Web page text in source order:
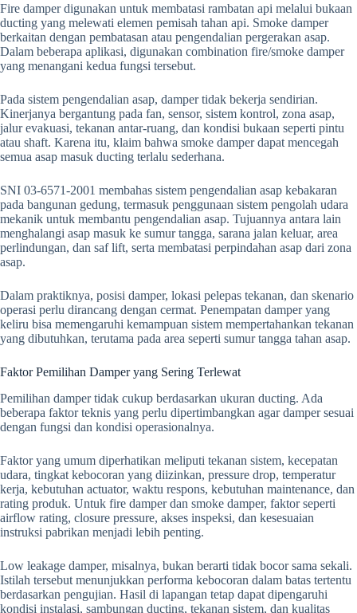
Fire damper digunakan untuk membatasi rambatan api melalui bukaan
ducting yang melewati elemen pemisah tahan api. Smoke damper
berkaitan dengan pembatasan atau pengendalian pergerakan asap.
Dalam beberapa aplikasi, digunakan combination fire/smoke damper
yang menangani kedua fungsi tersebut.
Pada sistem pengendalian asap, damper tidak bekerja sendirian.
Kinerjanya bergantung pada fan, sensor, sistem kontrol, zona asap,
jalur evakuasi, tekanan antar-ruang, dan kondisi bukaan seperti pintu
atau shaft. Karena itu, klaim bahwa smoke damper dapat mencegah
semua asap masuk ducting terlalu sederhana.
SNI 03-6571-2001 membahas sistem pengendalian asap kebakaran
pada bangunan gedung, termasuk penggunaan sistem pengolah udara
mekanik untuk membantu pengendalian asap. Tujuannya antara lain
menghalangi asap masuk ke sumur tangga, sarana jalan keluar, area
perlindungan, dan saf lift, serta membatasi perpindahan asap dari zona
asap.
Dalam praktiknya, posisi damper, lokasi pelepas tekanan, dan skenario
operasi perlu dirancang dengan cermat. Penempatan damper yang
keliru bisa memengaruhi kemampuan sistem mempertahankan tekanan
yang dibutuhkan, terutama pada area seperti sumur tangga tahan asap.
Faktor Pemilihan Damper yang Sering Terlewat
Pemilihan damper tidak cukup berdasarkan ukuran ducting. Ada
beberapa faktor teknis yang perlu dipertimbangkan agar damper sesuai
dengan fungsi dan kondisi operasionalnya.
Faktor yang umum diperhatikan meliputi tekanan sistem, kecepatan
udara, tingkat kebocoran yang diizinkan, pressure drop, temperatur
kerja, kebutuhan actuator, waktu respons, kebutuhan maintenance, dan
rating produk. Untuk fire damper dan smoke damper, faktor seperti
airflow rating, closure pressure, akses inspeksi, dan kesesuaian
instruksi pabrikan menjadi lebih penting.
Low leakage damper, misalnya, bukan berarti tidak bocor sama sekali.
Istilah tersebut menunjukkan performa kebocoran dalam batas tertentu
berdasarkan pengujian. Hasil di lapangan tetap dapat dipengaruhi
kondisi instalasi, sambungan ducting, tekanan sistem, dan kualitas